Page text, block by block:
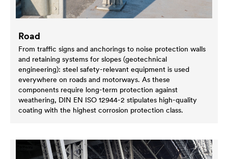
Road
From traffic signs and anchorings to noise protection walls
and retaining systems for slopes (geotechnical
engineering): steel safety-relevant equipment is used
everywhere on roads and motorways. As these
components require long-term protection against
weathering, DIN EN ISO 12944-2 stipulates high-quality
coating with the highest corrosion protection class.